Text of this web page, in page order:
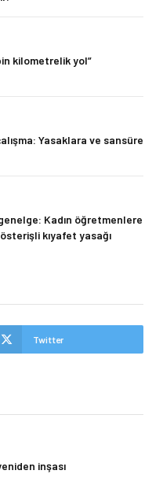
kilometrelik yol”
Yasaklara ve sansüre
Kadın öğretmenlere
kıyafet yasağı
Twitter
inşası